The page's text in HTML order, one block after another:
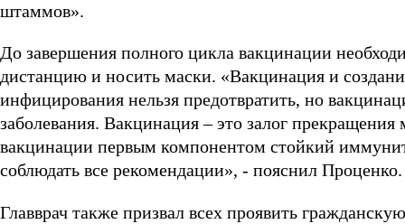
штаммов».
До завершения полного цикла вакцинации
дистанцию и носить маски. «Вакцинация и
инфицирования нельзя предотвратить, но
заболевания. Вакцинация – это залог
вакцинации первым компонентом стойкий
соблюдать все рекомендации», - пояснил Проценко.
Главврач также призвал всех проявить